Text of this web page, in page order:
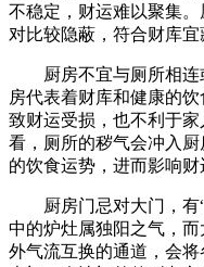
不稳定，财运难以聚集
对比较隐蔽，符合财库宜
厨房不宜与厕所相
房代表着财库和健康的
致财运受损，也不利于
看，厕所的秽气会冲入
的饮食运势，进而影响财
厨房门忌对大门，
中的炉灶属独阳之气，
外气流互换的通道，会